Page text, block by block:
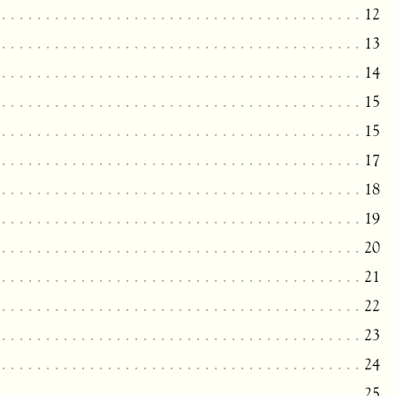
12
13
14
15
15
17
18
19
20
21
22
23
24